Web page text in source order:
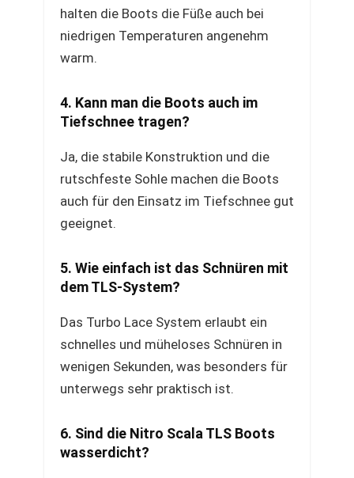
halten die Boots die Füße auch bei
niedrigen Temperaturen angenehm
warm.
4. Kann man die Boots auch im
Tiefschnee tragen?
Ja, die stabile Konstruktion und die
rutschfeste Sohle machen die Boots
auch für den Einsatz im Tiefschnee gut
geeignet.
5. Wie einfach ist das Schnüren mit
dem TLS-System?
Das Turbo Lace System erlaubt ein
schnelles und müheloses Schnüren in
wenigen Sekunden, was besonders für
unterwegs sehr praktisch ist.
6. Sind die Nitro Scala TLS Boots
wasserdicht?